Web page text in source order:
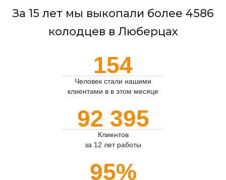
За 15 лет мы выкопали более 4586
колодцев в Люберцах
154
Человек стали нашими
клиентами в в этом месяце
92 395
Клиентов
за 12 лет работы
95%